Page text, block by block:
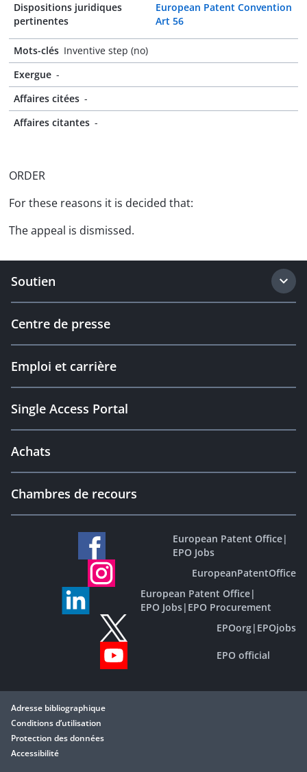
Dispositions juridiques
pertinentes
European Patent Convention
Art 56
Mots-clés Inventive step (no)
Exergue -
Affaires citées -
Affaires citantes -
ORDER
For these reasons it is decided that:
The appeal is dismissed.
Soutien
Centre de presse
Emploi et carrière
Single Access Portal
Achats
Chambres de recours
European Patent Office|
EPO Jobs
EuropeanPatentOffice
European Patent Office|
EPO Jobs| EPO Procurement
EPOorg| EPOjobs
EPO official
Adresse bibliographique
Conditions d’utilisation
Protection des données
Accessibilité